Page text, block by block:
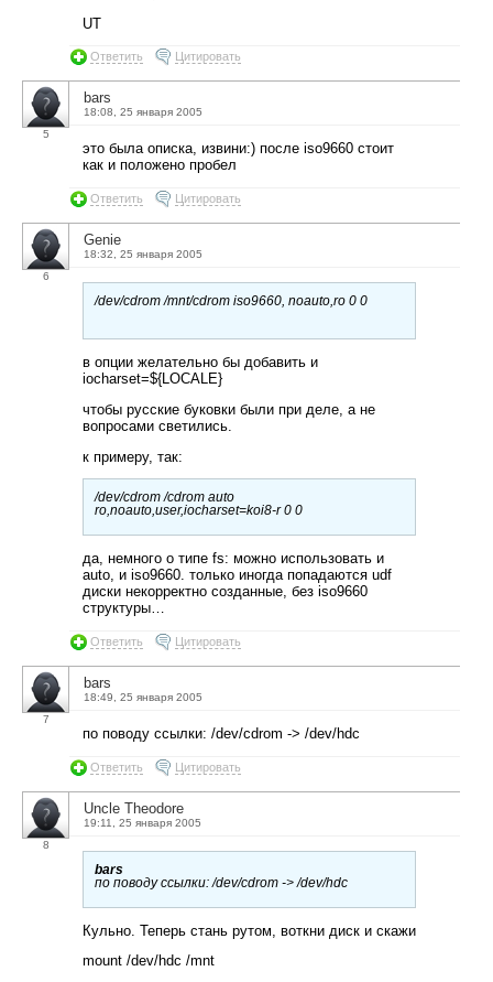
UT
Ответить Цитировать
5
bars
18:08, 25 января 2005
это была описка, извини:) после iso9660 стоит
как и положено пробел
Ответить Цитировать
6
Genie
18:32, 25 января 2005
/dev/cdrom /mnt/cdrom iso9660, noauto,ro 0 0
в опции желательно бы добавить и
iocharset=${LOCALE}
чтобы русские буковки были при деле, а не
вопросами светились.
к примеру, так:
/dev/cdrom /cdrom auto
ro,noauto,user,iocharset=koi8-r 0 0
да, немного о типе fs: можно использовать и
auto, и iso9660. только иногда попадаются udf
диски некорректно созданные, без iso9660
структуры…
Ответить Цитировать
7
bars
18:49, 25 января 2005
по поводу ссылки: /dev/cdrom -> /dev/hdc
Ответить Цитировать
8
Uncle Theodore
19:11, 25 января 2005
bars
по поводу ссылки: /dev/cdrom -> /dev/hdc
Кульно. Теперь стань рутом, воткни диск и скажи
mount /dev/hdc /mnt